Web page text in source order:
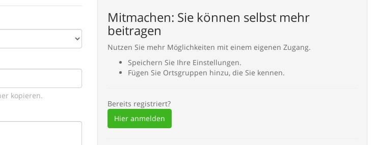
kopieren.
Mitmachen: Sie können selbst mehr
beitragen
Nutzen Sie mehr Möglichkeiten mit einem eigenen Zugang.
Speichern Sie Ihre Einstellungen.
Fügen Sie Ortsgruppen hinzu, die Sie kennen.
Bereits registriert?
Hier anmelden